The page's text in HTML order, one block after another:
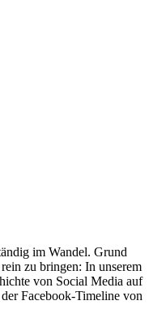
im Wandel. Grund
zu bringen: In unserem
von Social Media auf
Facebook-Timeline von